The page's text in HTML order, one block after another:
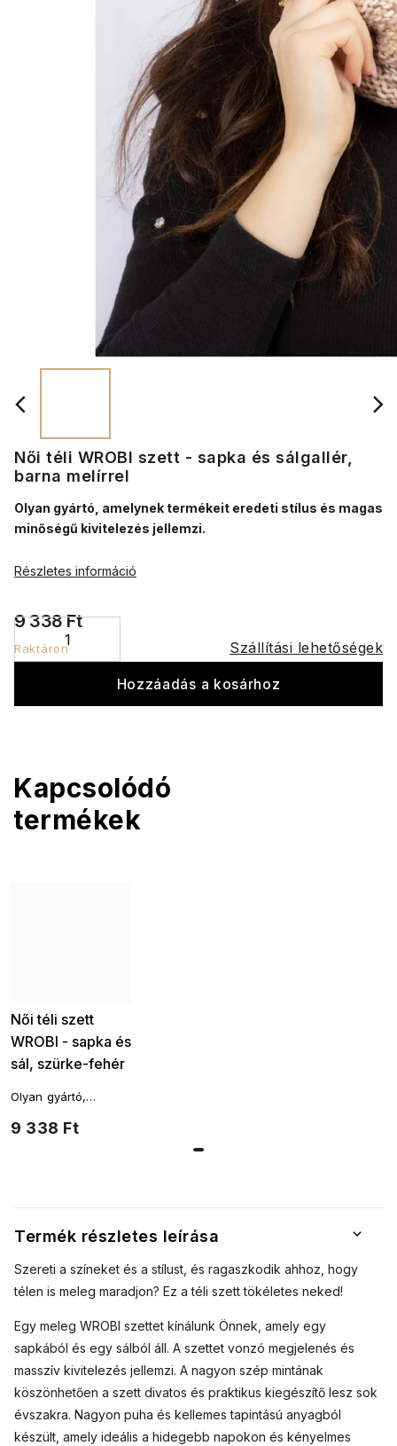
Női téli WROBI szett - sapka és sálgallér,
barna melírrel
9 338 Ft
Raktáron Szállítási lehetőségek
Hozzáadás a kosárhoz
Olyan gyártó, amelynek termékeit eredeti stílus és magas
minőségű kivitelezés jellemzi.
Részletes információ
Termék részletes leírása
Szereti a színeket és a stílust, és ragaszkodik ahhoz, hogy
télen is meleg maradjon? Ez a téli szett tökéletes neked!
Egy meleg WROBI szettet kínálunk Önnek, amely egy
sapkából és egy sálból áll. A szettet vonzó megjelenés és
masszív kivitelezés jellemzi. A nagyon szép mintának
köszönhetően a szett divatos és praktikus kiegészítő lesz sok
évszakra. Nagyon puha és kellemes tapintású anyagból
készült, amely ideális a hidegebb napokon és kényelmes
Kapcsolódó
termékek
Női téli szett
WROBI - sapka és
sál, szürke-fehér
9 338 Ft
Olyan gyártó,
eredeti stílus és